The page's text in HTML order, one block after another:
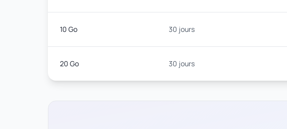
10 Go 30 jours
20 Go 30 jours